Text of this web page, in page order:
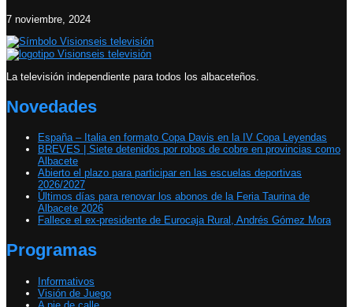
7 noviembre, 2024
La televisión independiente para todos los albaceteños.
Novedades
España – Italia en formato Copa Davis en la IV Copa Leyendas
BREVES | Siete detenidos por robos de cobre en provincias como
Albacete
Abierto el plazo para participar en las escuelas deportivas
2026/2027
Últimos días para renovar los abonos de la Feria Taurina de
Albacete 2026
Fallece el ex-presidente de Eurocaja Rural, Andrés Gómez Mora
Programas
Informativos
Visión de Juego